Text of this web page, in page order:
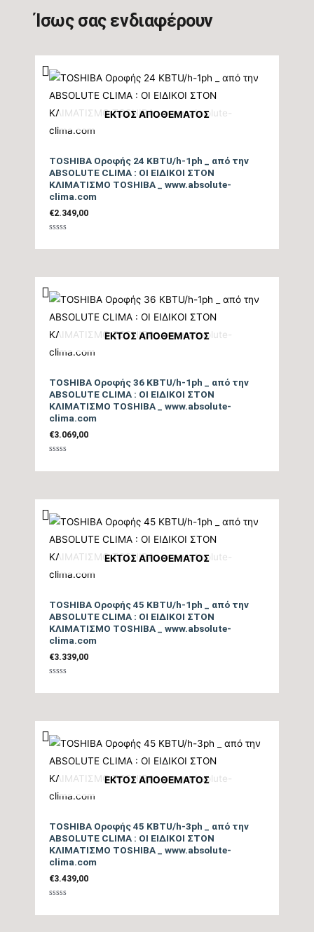
Ίσως σας ενδιαφέρουν
ΕΚΤΌΣ ΑΠΟΘΈΜΑΤΟΣ
TOSHIBA Οροφής 24 KBTU/h-1ph _ από την
ABSOLUTE CLIMA : ΟΙ ΕΙΔΙΚΟΙ ΣΤΟΝ
ΚΛΙΜΑΤΙΣΜΟ TOSHIBA _ www.absolute-
clima.com
€2.349,00
ΕΚΤΌΣ ΑΠΟΘΈΜΑΤΟΣ
TOSHIBA Οροφής 36 KBTU/h-1ph _ από την
ABSOLUTE CLIMA : ΟΙ ΕΙΔΙΚΟΙ ΣΤΟΝ
ΚΛΙΜΑΤΙΣΜΟ TOSHIBA _ www.absolute-
clima.com
€3.069,00
ΕΚΤΌΣ ΑΠΟΘΈΜΑΤΟΣ
TOSHIBA Οροφής 45 KBTU/h-1ph _ από την
ABSOLUTE CLIMA : ΟΙ ΕΙΔΙΚΟΙ ΣΤΟΝ
ΚΛΙΜΑΤΙΣΜΟ TOSHIBA _ www.absolute-
clima.com
€3.339,00
ΕΚΤΌΣ ΑΠΟΘΈΜΑΤΟΣ
TOSHIBA Οροφής 45 KBTU/h-3ph _ από την
ABSOLUTE CLIMA : ΟΙ ΕΙΔΙΚΟΙ ΣΤΟΝ
ΚΛΙΜΑΤΙΣΜΟ TOSHIBA _ www.absolute-
clima.com
€3.439,00